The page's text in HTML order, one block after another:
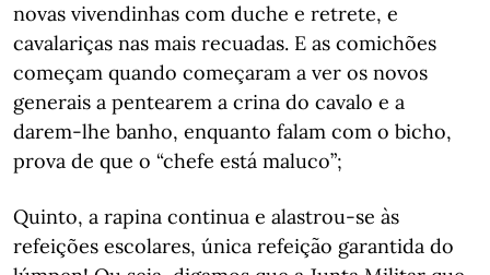
novas vivendinhas com duche e retrete, e
cavalariças nas mais recuadas. E as comichões
começam quando começaram a ver os novos
generais a pentearem a crina do cavalo e a
darem-lhe banho, enquanto falam com o bicho,
prova de que o “chefe está maluco”;
Quinto, a rapina continua e alastrou-se às
refeições escolares, única refeição garantida do